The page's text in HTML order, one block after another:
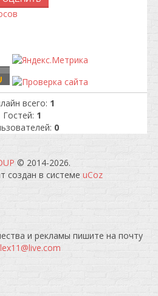
всего: 1
Гостей: 1
0
© 2014-2026.
создан в системе uCoz
и рекламы пишите на почту